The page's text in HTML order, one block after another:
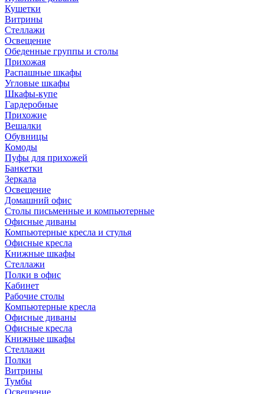
Кушетки
Витрины
Стеллажи
Освещение
Обеденные группы и столы
Прихожая
Распашные шкафы
Угловые шкафы
Шкафы-купе
Гардеробные
Прихожие
Вешалки
Обувницы
Комоды
Пуфы для прихожей
Банкетки
Зеркала
Освещение
Домашний офис
Столы письменные и компьютерные
Офисные диваны
Компьютерные кресла и стулья
Офисные кресла
Книжные шкафы
Стеллажи
Полки в офис
Кабинет
Рабочие столы
Компьютерные кресла
Офисные диваны
Офисные кресла
Книжные шкафы
Стеллажи
Полки
Витрины
Тумбы
Освещение